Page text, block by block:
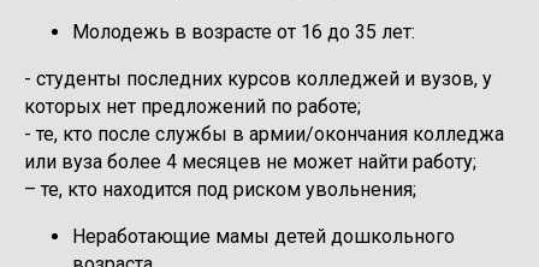
Молодежь в возрасте от 16 до 35 лет:
- студенты последних курсов колледжей и вузов, у
которых нет предложений по работе;
- те, кто после службы в армии/окончания колледжа
или вуза более 4 месяцев не может найти работу;
– те, кто находится под риском увольнения;
Неработающие мамы детей дошкольного